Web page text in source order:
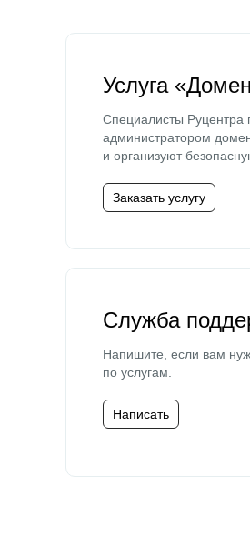
Услуга
Специалисты Руцентра
администратором
и организуют
Заказать услугу
Служба
Напишите, если вам
по услугам.
Написать